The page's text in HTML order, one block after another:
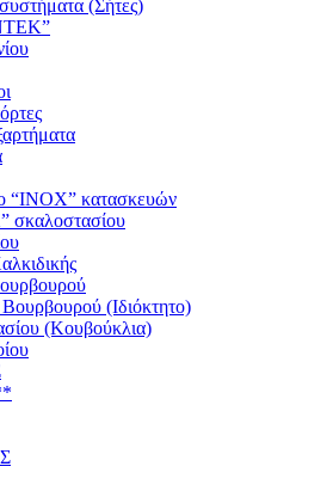
(Σήτες)
“INOX” κατασκευών
σκαλοστασίου
(Ιδιόκτητο)
(Κουβούκλια)